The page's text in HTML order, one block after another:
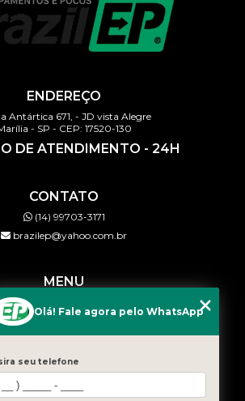
ENDEREÇO
Antártica 671, - JD vista Alegre
- SP - CEP: 17520-130
DE ATENDIMENTO - 24H
CONTATO
(14) 99703-3171
brazilep@yahoo.com.br
MENU
HOME
BLOG
CONTATO
Olá! Fale agora pelo WhatsApp
seu telefone